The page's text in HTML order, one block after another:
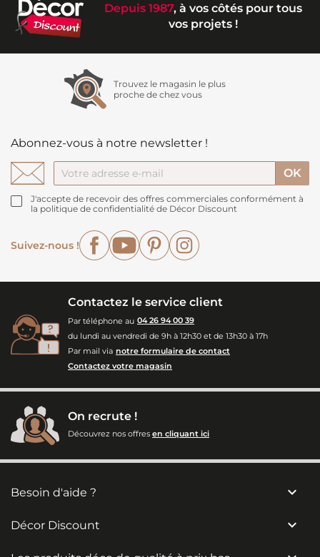
Depuis 1987, à vos côtés pour tous
vos projets !
Trouvez le magasin le plus
proche de chez vous
Abonnez-vous à notre newsletter !
J'accepte de recevoir des offres commerciales conformément à
la politique de confidentialité de Décor Discount
Suivez-nous !
FacebookYouTubePinterest
Contactez le service client
Par téléphone au 04 26 94 00 39
du lundi au vendredi de 9h à 12h30 et de 13h30 à 17h
Par mail via notre formulaire de contact
Contactez votre magasin
On recrute !
Découvrez nos offres en cliquant ici
Besoin d'aide ? 
Décor Discount 